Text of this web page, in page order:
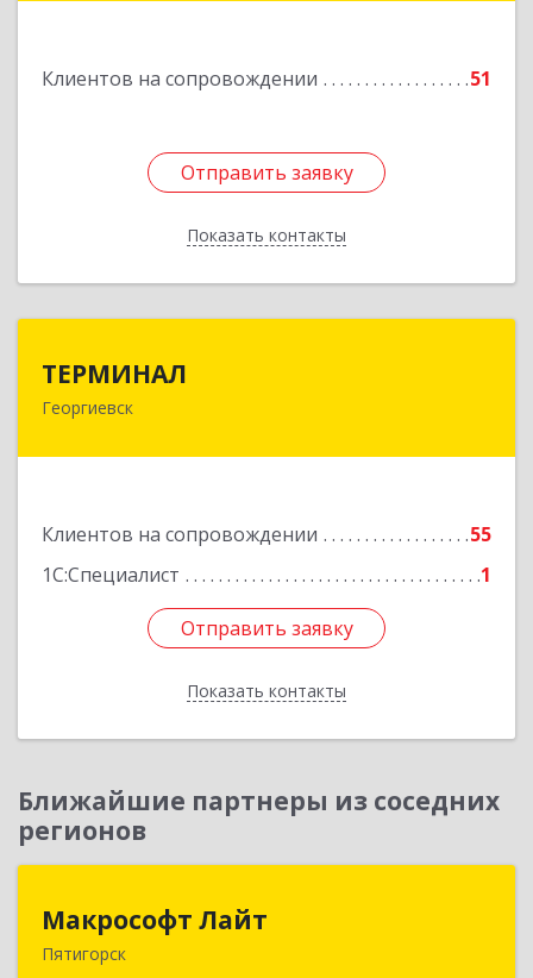
Клиентов на сопровождении 51
Отправить заявку
Показать контакты
Отправить заявку
Назад
ТЕРМИНАЛ
Георгиевск
Клиентов на сопровождении
55
1С:Специалист
1
Отправить заявку
Показать контакты
357820, Ставропольский край, Георгиевск г,
Отправить заявку
Назад
Ближайшие партнеры из соседних
регионов
Макрософт Лайт
Пятигорск357501, Ставропольский край, Пятигорск г,